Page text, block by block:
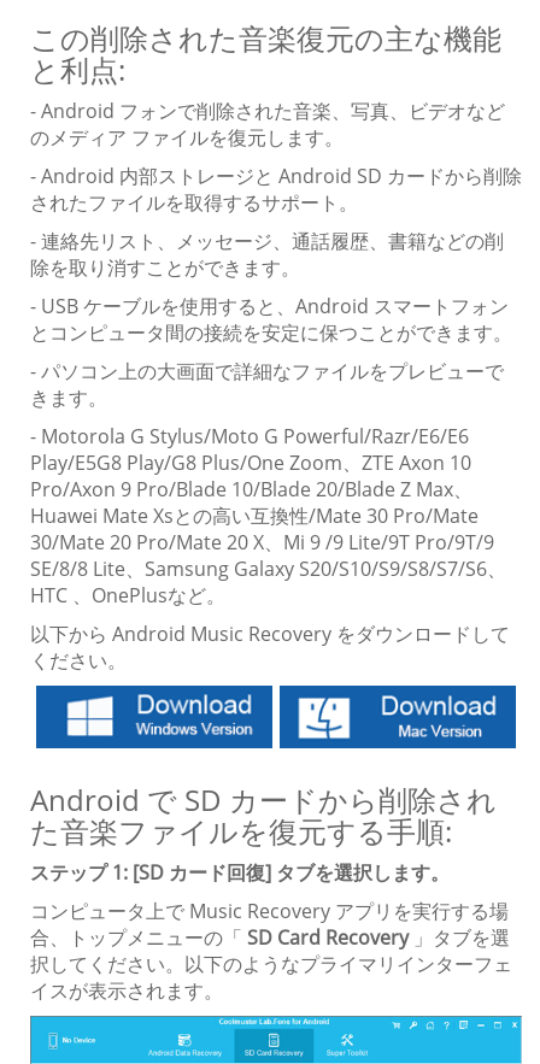
この削除された音楽復元の主な機能
と利点:
- Android フォンで削除された音楽、写真、ビデオなど
のメディア ファイルを復元します。
- Android 内部ストレージと Android SD カードから削除
されたファイルを取得するサポート。
- 連絡先リスト、メッセージ、通話履歴、書籍などの削
除を取り消すことができます。
- USB ケーブルを使用すると、Android スマートフォン
とコンピュータ間の接続を安定に保つことができます。
- パソコン上の大画面で詳細なファイルをプレビューで
きます。
- Motorola G Stylus/Moto G Powerful/Razr/E6/E6
Play/E5G8 Play/G8 Plus/One Zoom、ZTE Axon 10
Pro/Axon 9 Pro/Blade 10/Blade 20/Blade Z Max、
Huawei Mate Xsとの高い互換性/Mate 30 Pro/Mate
30/Mate 20 Pro/Mate 20 X、Mi 9 /9 Lite/9T Pro/9T/9
SE/8/8 Lite、Samsung Galaxy S20/S10/S9/S8/S7/S6、
HTC 、OnePlusなど。
以下から Android Music Recovery をダウンロードして
ください。
Android で SD カードから削除され
た音楽ファイルを復元する手順:
ステップ 1: [SD カード回復] タブを選択します。
コンピュータ上で Music Recovery アプリを実行する場
合、トップメニューの「 SD Card Recovery」タブを選
択してください。以下のようなプライマリインターフェ
イスが表示されます。